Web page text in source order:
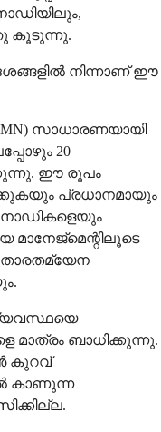
കൂടുന്നു.
നിന്നാണ് ഈ
സാധാരണയായി
20
ഈ രൂപം
പ്രധാനമായും
താരതമ്യേന
മാത്രം ബാധിക്കുന്നു.
കുറവ്
കാണുന്ന